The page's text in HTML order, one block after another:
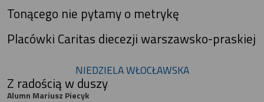
Tonącego nie pytamy o metrykę
Placówki Caritas diecezji warszawsko-praskiej
NIEDZIELA WŁOCŁAWSKA
Z radością w duszy
Alumn Mariusz Piecyk